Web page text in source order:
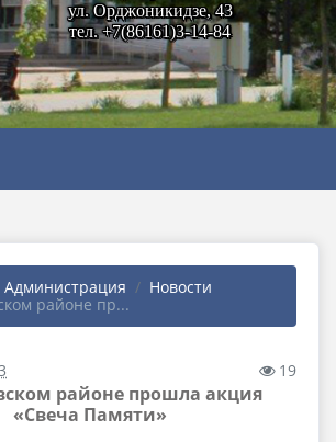
ул. Орджоникидзе, 43
тел. +7(86161)3-14-84
Администрация
Новости
районе пр...
19
районе прошла акция
«Свеча Памяти»